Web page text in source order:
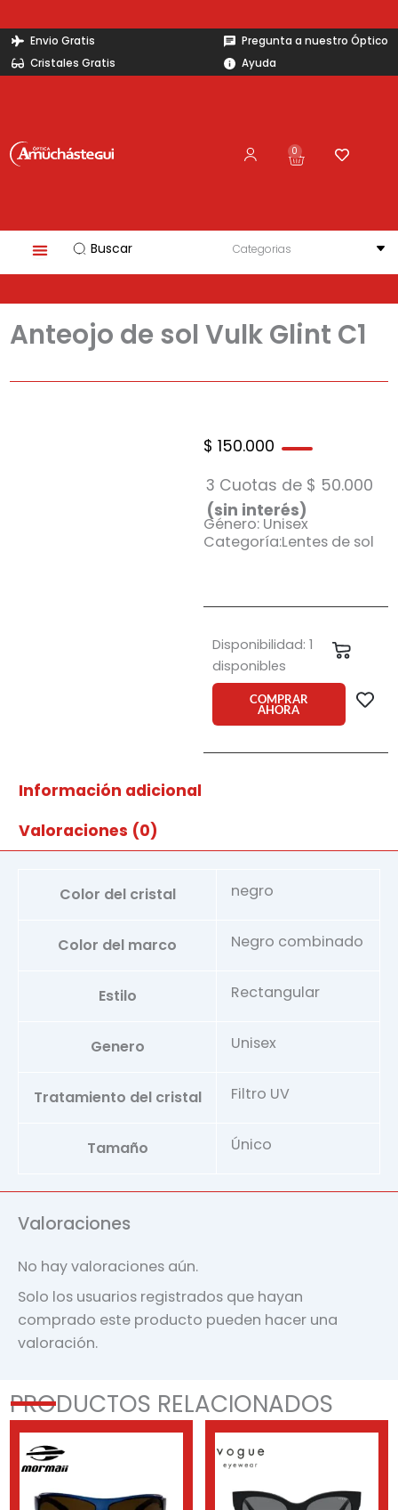
al
contenido
Envio Gratis
Cristales Gratis
Pregunta a nuestro Óptico
Ayuda
0
Carrito
Search
Anteojo de sol Vulk Glint C1
$ 150.000
3 Cuotas de $ 50.000
(sin interés)
Género: Unisex
Categoría:Lentes de sol
Disponibilidad: 1
disponibles
Anteojo
de
C1
cantidad
COMPRAR
AHORA
Información adicional
Valoraciones (0)
Color del cristal negro
Color del marco Negro combinado
Estilo Rectangular
Genero Unisex
Tratamiento del cristal Filtro UV
Tamaño Único
Valoraciones
No hay valoraciones aún.
Solo los usuarios registrados que hayan
comprado este producto pueden hacer una
valoración.
PRODUCTOS RELACIONADOS